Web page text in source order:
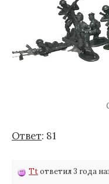
Ответ: 81
Ttответил 3 года